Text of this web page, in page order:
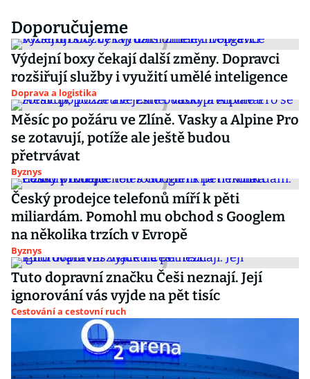
Doporučujeme
Výdejní boxy čekají další změny. Dopravci
rozšiřují služby i využití umělé inteligence
Doprava a logistika
Měsíc po požáru ve Zlíně. Vasky a Alpine Pro
se zotavují, potíže ale ještě budou
přetrvávat
Byznys
Český prodejce telefonů míří k pěti
miliardám. Pomohl mu obchod s Googlem
na několika trzích v Evropě
Byznys
Tuto dopravní značku Češi neznají. Její
ignorování vás vyjde na pět tisíc
Cestování a cestovní ruch